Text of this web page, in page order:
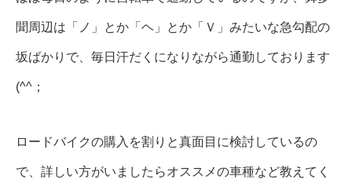
聞周辺は「ノ」とか「ヘ」とか「Ｖ」みたいな急勾配の
坂ばかりで、毎日汗だくになりながら通勤しております
(^^；
ロードバイクの購入を割りと真面目に検討しているの
で、詳しい方がいましたらオススメの車種など教えてく